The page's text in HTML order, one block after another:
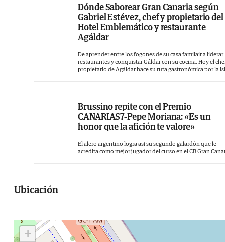
Dónde Saborear Gran Canaria según
Gabriel Estévez, chef y propietario del
Hotel Emblemático y restaurante
Agáldar
De aprender entre los fogones de su casa familair a liderar
restaurantes y conquistar Gáldar con su cocina. Hoy el
propietario de Agáldar hace su ruta gastronómica por la
Brussino repite con el Premio
CANARIAS7-Pepe Moriana: «Es un
honor que la afición te valore»
El alero argentino logra así su segundo galardón que le
acredita como mejor jugador del curso en el CB Gran
Ubicación
+